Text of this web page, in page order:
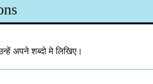
अपने शब्दो मे लिखिए।